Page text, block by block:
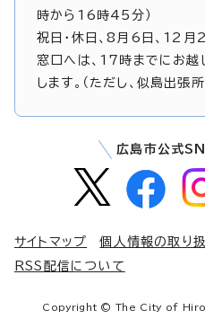
時から16時45分）
祝日・休日、8月6日、12
窓口へは、17時までにお越
します。（ただし、似島出
広島市公式
サイトマップ 個人情報の取り
RSS配信について
Copyright © The City of